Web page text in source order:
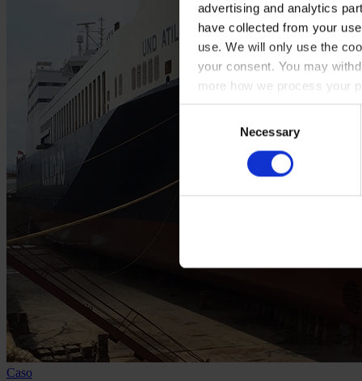
advertising and analytics
have collected from your
use. We will only use the
your consent. You may
more how we process your
Necessary
Caso